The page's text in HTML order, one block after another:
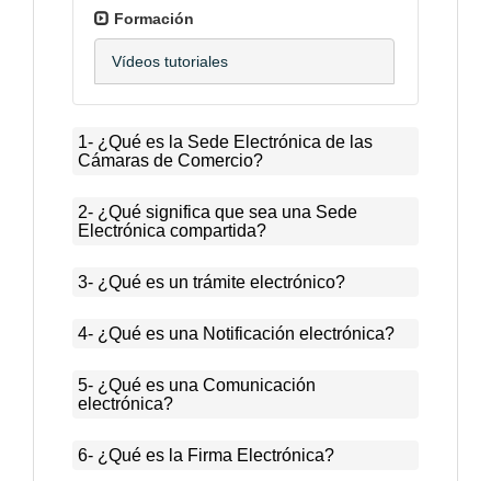
Formación
Vídeos tutoriales
1- ¿Qué es la Sede Electrónica de las
Cámaras de Comercio?
2- ¿Qué significa que sea una Sede
Electrónica compartida?
3- ¿Qué es un trámite electrónico?
4- ¿Qué es una Notificación electrónica?
5- ¿Qué es una Comunicación
electrónica?
6- ¿Qué es la Firma Electrónica?